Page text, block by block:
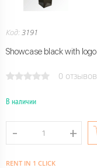
Код:3191
Showcase black with logo
0 отзывов
В наличии
RENT IN 1 CLICK